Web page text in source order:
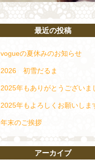
最近の投稿
vogueの夏休みのお知らせ
2026 初雪だるま
2025年もありがとうございま
2025年もよろしくお願いしま
年末のご挨拶
アーカイブ